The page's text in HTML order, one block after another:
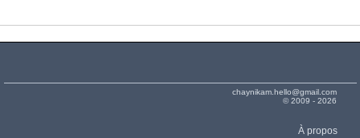
chaynikam.hello@gmail.com
© 2009 - 2026
À propos